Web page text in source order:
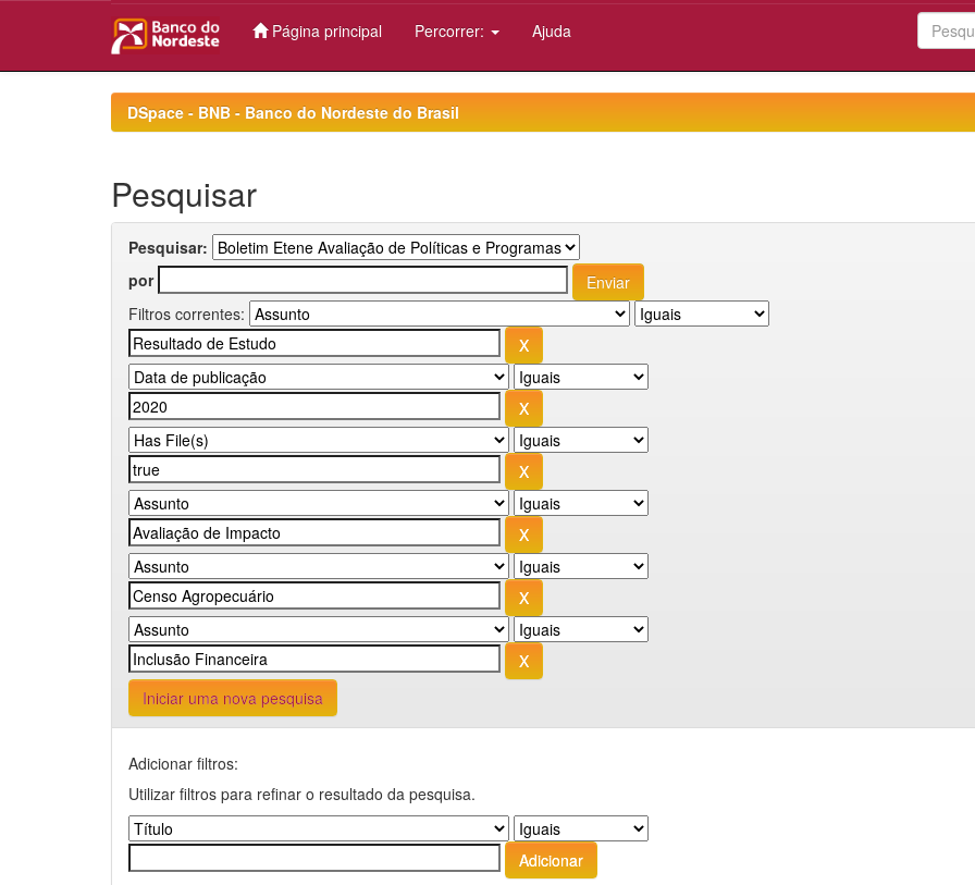
Página principal Percorrer: Ajuda
DSpace - BNB - Banco do Nordeste do Brasil
Pesquisar
Pesquisar:
por
Filtros correntes:
Iniciar uma nova pesquisa
Adicionar filtros:
Utilizar filtros para refinar o resultado da pesquisa.